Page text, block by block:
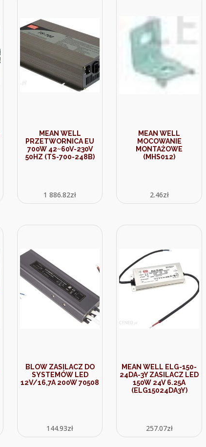
MEAN WELL
PRZETWORNICA EU
700W 42~60V-230V
50HZ (TS-700-248B)
1 886.82zł
MEAN WELL
MOCOWANIE
MONTAŻOWE
(MHS012)
2.46zł
BLOW ZASILACZ DO
SYSTEMÓW LED
12V/16,7A 200W 70508
144.93zł
MEAN WELL ELG-150-
24DA-3Y ZASILACZ LED
150W 24V 6.25A
(ELG15024DA3Y)
257.07zł